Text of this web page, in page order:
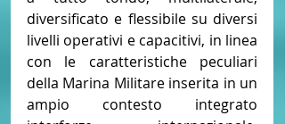
diversificato e flessibile su diversi
livelli operativi e capacitivi, in linea
con le caratteristiche peculiari
della Marina Militare inserita in un
ampio contesto integrato